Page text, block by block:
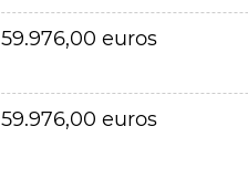
59.976,00 euros
59.976,00 euros